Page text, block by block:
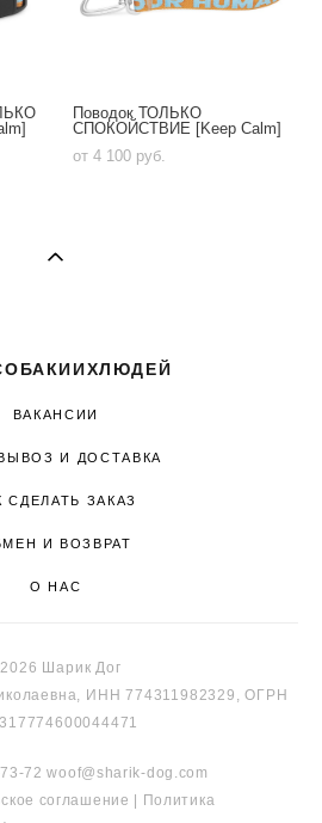
Поводок ТОЛЬКО
СПОКОЙСТВИЕ [Keep Calm]
от 4 100 pуб.
ВАКАНСИИ
И ДОСТАВКА
СДЕЛАТЬ ЗАКАЗ
И ВОЗВРАТ
О НАС
Шарик Дог
ИНН 774311982329, ОГРН
72 woof@sharik-dog.com
соглашение | Политика